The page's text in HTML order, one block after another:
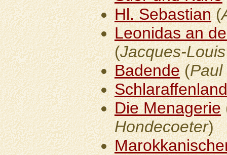
Hl. Sebastian(
Leonidas an
(Jacques-
Badende(Paul
Schlaraffenland
Die Menagerie
Hondecoeter)